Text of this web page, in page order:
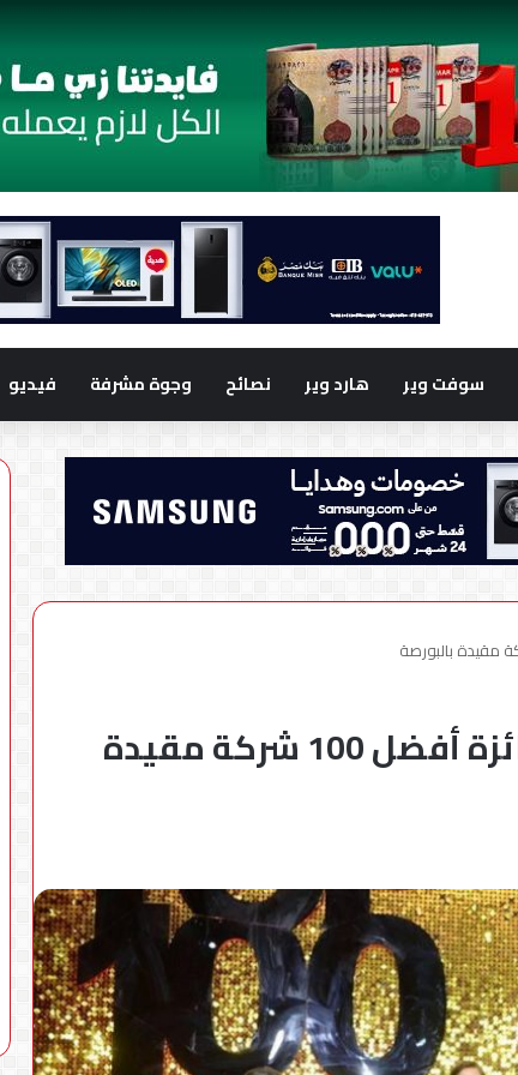
سوفت وير هارد وير نصائح وجوة مشرفة فيديو
أورنج مصرللاتصالات تفوز بجائزة أفضل 100 شركة مقيدة